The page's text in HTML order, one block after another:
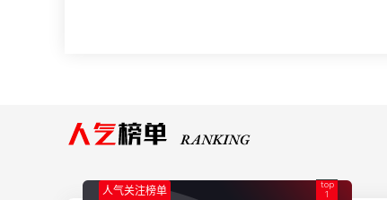
人气关注榜单
top
1